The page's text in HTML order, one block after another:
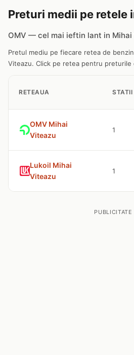
Preturi medii pe retele
OMV — cel mai ieftin lant in Mihai
Pretul mediu pe fiecare retea de
Viteazu. Click pe retea pentru preturile
RETEAUA STATII
OMV Mihai
Viteazu
1
Lukoil Mihai
Viteazu
1
PUBLICITATE